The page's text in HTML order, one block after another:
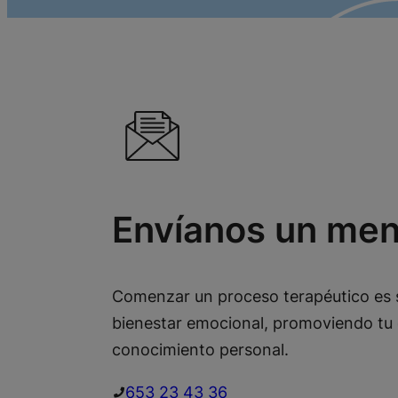
Envíanos un
Comenzar un proceso terapéutico es
bienestar emocional, promoviendo
conocimiento personal.
653 23 43 36